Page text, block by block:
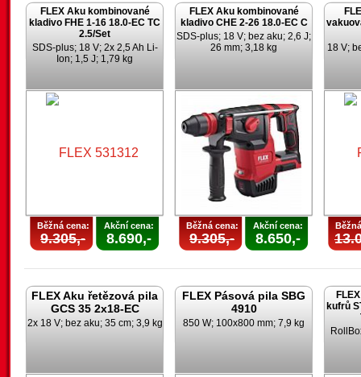
FLEX Aku kombinované
kladivo FHE 1-16 18.0-EC TC
2.5/Set
SDS-plus; 18 V; 2x 2,5 Ah Li-
Ion; 1,5 J; 1,79 kg
Běžná cena:
9.305,-
Akční cena:
8.690,-
FLEX Aku kombinované
kladivo CHE 2-26 18.0-EC C
SDS-plus; 18 V; bez aku; 2,6 J;
26 mm; 3,18 kg
Běžná cena:
9.305,-
Akční cena:
8.650,-
18 V;
FLEX Aku řetězová pila
GCS 35 2x18-EC
2x 18 V; bez aku; 35 cm; 3,9 kg
FLEX Pásová pila SBG
4910
850 W; 100x800 mm; 7,9 kg
kufrů